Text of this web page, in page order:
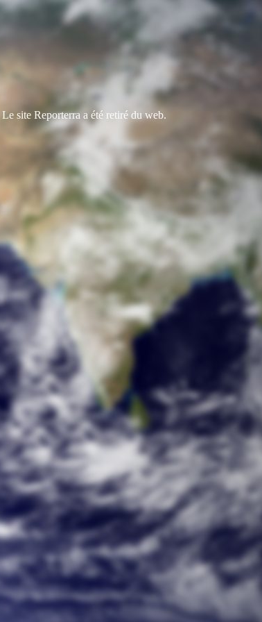
Le site Reporterra a été retiré du web.